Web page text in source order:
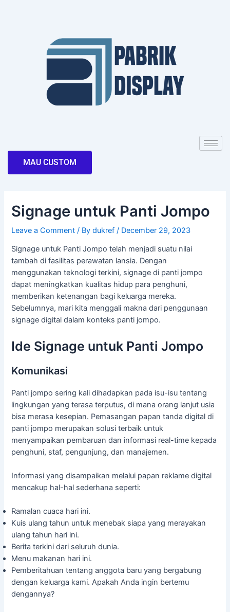
MAU CUSTOM
Signage untuk Panti Jompo
Leave a Comment / Bydukref/ December 29, 2023
Signage untuk Panti Jompo telah menjadi suatu nilai
tambah di fasilitas perawatan lansia. Dengan
menggunakan teknologi terkini, signage di panti jompo
dapat meningkatkan kualitas hidup para penghuni,
memberikan ketenangan bagi keluarga mereka.
Sebelumnya, mari kita menggali makna dari penggunaan
signage digital dalam konteks panti jompo.
Ide Signage untuk Panti Jompo
Komunikasi
Panti jompo sering kali dihadapkan pada isu-isu tentang
lingkungan yang terasa terputus, di mana orang lanjut usia
bisa merasa kesepian. Pemasangan papan tanda digital di
panti jompo merupakan solusi terbaik untuk
menyampaikan pembaruan dan informasi real-time kepada
penghuni, staf, pengunjung, dan manajemen.
Informasi yang disampaikan melalui papan reklame digital
mencakup hal-hal sederhana seperti:
Ramalan cuaca hari ini.
Kuis ulang tahun untuk menebak siapa yang merayakan
ulang tahun hari ini.
Berita terkini dari seluruh dunia.
Menu makanan hari ini.
Pemberitahuan tentang anggota baru yang bergabung
dengan keluarga kami. Apakah Anda ingin bertemu
dengannya?